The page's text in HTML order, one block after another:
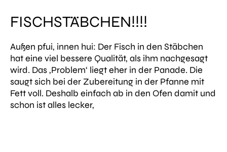
FISCHSTÄBCHEN!!!!
Außen pfui, innen hui: Der Fisch in den Stäbchen
hat eine viel bessere Qualität, als ihm nachgesagt
wird. Das ‚Problem‘ liegt eher in der Panade. Die
saugt sich bei der Zubereitung in der Pfanne mit
Fett voll. Deshalb einfach ab in den Ofen damit und
schon ist alles lecker,